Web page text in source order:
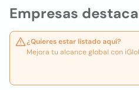
Empresas
¿Quieres estar listado aquí?
Mejora tu alcance global con